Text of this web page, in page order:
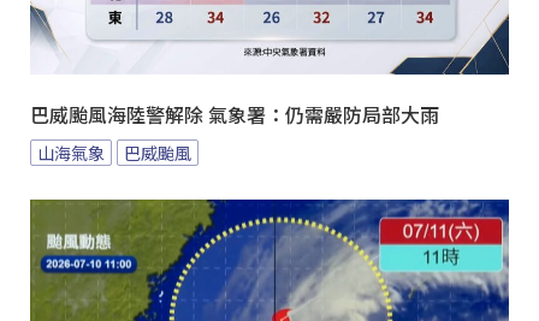
巴威颱風海陸警解除 氣象署：仍需嚴防局部大雨
山海氣象 巴威颱風